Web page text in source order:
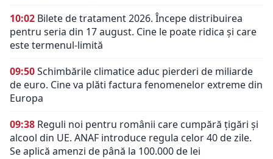
10:02 Bilete de tratament 2026. Începe distribuirea
pentru seria din 17 august. Cine le poate ridica și care
este termenul-limită
09:50Schimbările climatice aduc pierderi de miliarde
de euro. Cine va plăti factura fenomenelor extreme din
Europa
09:38 Reguli noi pentru românii care cumpără țigări și
alcool din UE. ANAF introduce regula celor 40 de zile.
Se aplică amenzi de până la 100.000 de lei